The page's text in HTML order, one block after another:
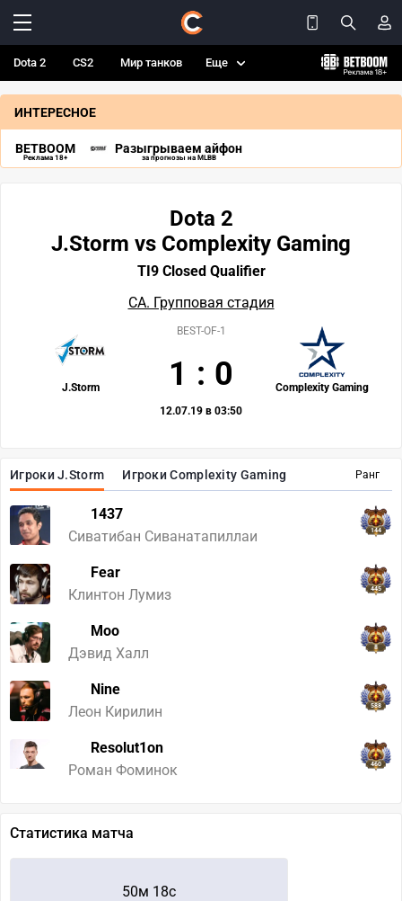
Dota 2 CS2 Мир танков Еще
ИНТЕРЕСНОЕ
BETBOOM
Реклама 18+
Разыгрываем айфон
за прогнозы на MLBB
Ранг
Игроки J.Storm Игроки Complexity Gaming
1437
Сиватибан Сиванатапиллаи
144
Fear
Клинтон Лумиз
445
Moo
Дэвид Халл
8
Nine
Леон Кирилин
588
Resolut1on
Роман Фоминок
460
Dota 2
J.Storm vs Complexity Gaming
TI9 Closed Qualifier
СА. Групповая стадия
J.Storm Complexity Gaming
BEST-OF-1
1 : 0
12.07.19 в 03:50
Статистика матча
50м 18с